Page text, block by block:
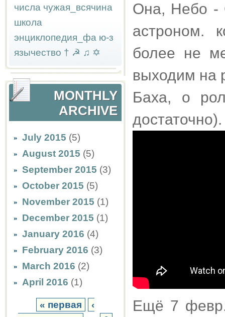
числа чужая_всячина
школа
энциклопедия_фа ю-з
язычество † ☭ ♫ ✡
MONTHLY
ARCHIVE
July 2015 (5)
August 2015 (5)
September 2015 (3)
October 2015 (5)
November 2015 (1)
December 2015 (1)
January 2016 (4)
February 2016 (3)
March 2016 (2)
April 2016 (1)
« первая
‹
Она, Небо -
астроном.
более не
выходим на
Баха, о
достаточно).
Ещё 7